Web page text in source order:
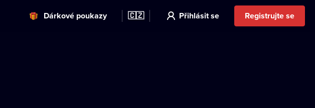
Dárkové poukazy 🇨🇿 Přihlásit se Registrujte se